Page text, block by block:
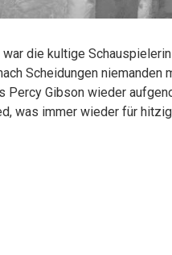
die kultige
Scheidungen
Percy Gibson wieder
was immer wieder für